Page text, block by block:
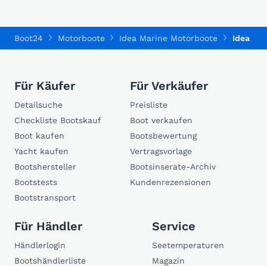
Boot24 Motorboote Idea Marine Motorboote Idea
Für Käufer
Detailsuche
Checkliste Bootskauf
Boot kaufen
Yacht kaufen
Bootshersteller
Bootstests
Bootstransport
Für Verkäufer
Preisliste
Boot verkaufen
Bootsbewertung
Vertragsvorlage
Bootsinserate-Archiv
Kundenrezensionen
Für Händler
Händlerlogin
Bootshändlerliste
Service
Seetemperaturen
Magazin